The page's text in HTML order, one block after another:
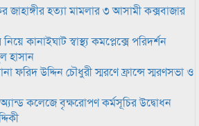
জাহাঙ্গীর হত্যা মামলার ৩ আসামী কক্সবাজার
কানাইঘাট স্বাস্থ্য কমপ্লেক্সে পরিদর্শন
হাসান
ফরিদ উদ্দিন চৌধুরী স্মরণে ফ্রান্সে স্মরণসভা ও
অ্যান্ড কলেজে বৃক্ষরোপণ কর্মসূচির উদ্বোধন